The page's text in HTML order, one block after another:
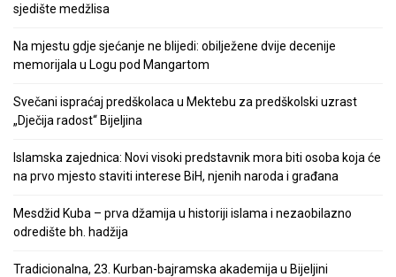
sjedište medžlisa
Na mjestu gdje sjećanje ne blijedi: obilježene dvije decenije
memorijala u Logu pod Mangartom
Svečani ispraćaj predškolaca u Mektebu za predškolski uzrast
„Dječija radost“ Bijeljina
Islamska zajednica: Novi visoki predstavnik mora biti osoba koja će
na prvo mjesto staviti interese BiH, njenih naroda i građana
Mesdžid Kuba – prva džamija u historiji islama i nezaobilazno
odredište bh. hadžija
Tradicionalna, 23. Kurban-bajramska akademija u Bijeljini